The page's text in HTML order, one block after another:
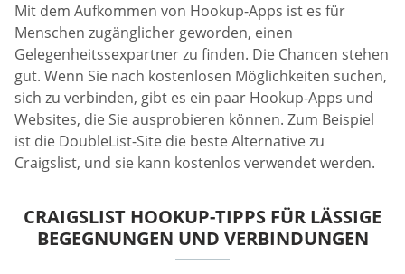
Mit dem Aufkommen von Hookup-Apps ist es für
Menschen zugänglicher geworden, einen
Gelegenheitssexpartner zu finden. Die Chancen stehen
gut. Wenn Sie nach kostenlosen Möglichkeiten suchen,
sich zu verbinden, gibt es ein paar Hookup-Apps und
Websites, die Sie ausprobieren können. Zum Beispiel
ist die DoubleList-Site die beste Alternative zu
Craigslist, und sie kann kostenlos verwendet werden.
CRAIGSLIST HOOKUP-TIPPS FÜR LÄSSIGE
BEGEGNUNGEN UND VERBINDUNGEN